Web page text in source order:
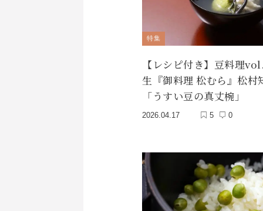
特集
【レシピ付き】豆料理
生『御料理 松むら』松村
「うすい豆の真丈椀」
2026.04.17 5 0